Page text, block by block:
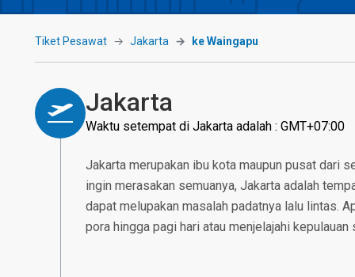
Tiket Pesawat Jakarta ke Waingapu
Jakarta
Waktu setempat di Jakarta adalah : GMT+07:00
Jakarta merupakan ibu kota maupun pusat dari
ingin merasakan semuanya, Jakarta adalah
dapat melupakan masalah padatnya lalu lintas.
pora hingga pagi hari atau menjelajahi